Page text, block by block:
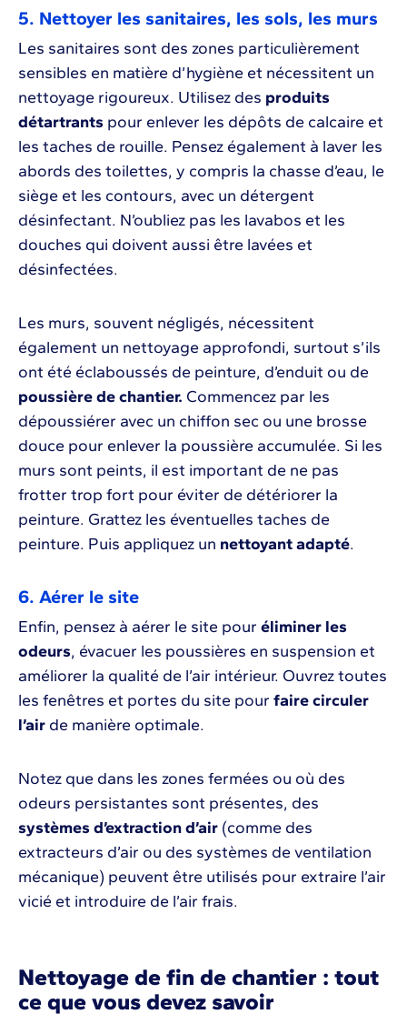
5. Nettoyer les sanitaires, les sols, les murs
Les sanitaires sont des zones particulièrement
sensibles en matière d’hygiène et nécessitent un
nettoyage rigoureux. Utilisez des produits
détartrants pour enlever les dépôts de calcaire et
les taches de rouille. Pensez également à laver les
abords des toilettes, y compris la chasse d’eau, le
siège et les contours, avec un détergent
désinfectant. N’oubliez pas les lavabos et les
douches qui doivent aussi être lavées et
désinfectées.
Les murs, souvent négligés, nécessitent
également un nettoyage approfondi, surtout s’ils
ont été éclaboussés de peinture, d’enduit ou de
poussière de chantier. Commencez par les
dépoussiérer avec un chiffon sec ou une brosse
douce pour enlever la poussière accumulée. Si les
murs sont peints, il est important de ne pas
frotter trop fort pour éviter de détériorer la
peinture. Grattez les éventuelles taches de
peinture. Puis appliquez un nettoyant adapté.
6. Aérer le site
Enfin, pensez à aérer le site pour éliminer les
odeurs, évacuer les poussières en suspension et
améliorer la qualité de l’air intérieur. Ouvrez toutes
les fenêtres et portes du site pour faire circuler
l’air de manière optimale.
Notez que dans les zones fermées ou où des
odeurs persistantes sont présentes, des
systèmes d’extraction d’air (comme des
extracteurs d’air ou des systèmes de ventilation
mécanique) peuvent être utilisés pour extraire l’air
vicié et introduire de l’air frais.
Nettoyage de fin de chantier : tout
ce que vous devez savoir